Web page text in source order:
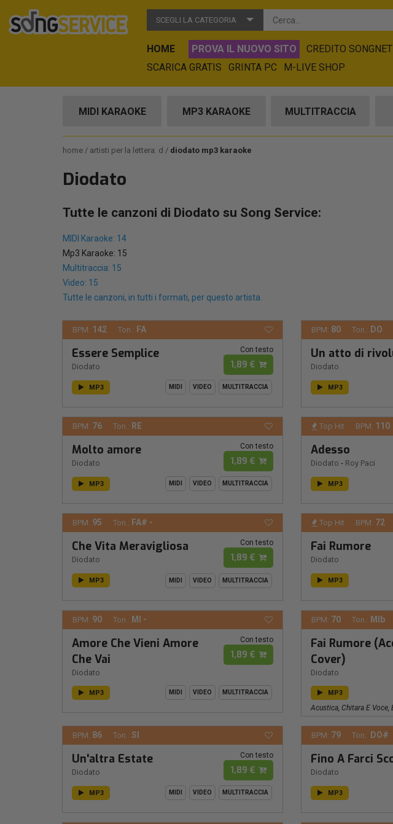
SCEGLI LA CATEGORIA
HOME PROVA IL NUOVO SITO CREDITO SONGNET
SCARICA GRATIS
GRINTA PC M-LIVE SHOP
MIDI KARAOKE MP3 KARAOKE MULTITRACCIA
home artisti per la lettera: d diodato mp3 karaoke
Diodato
Tutte le canzoni di Diodato su Song Service:
MIDI Karaoke: 14
Mp3 Karaoke: 15
Multitraccia: 15
Video: 15
Tutte le canzoni, in tutti i formati, per questo artista.
BPM: 142 Ton.: FA
Essere Semplice
Diodato
Con testo
1,89 €
MP3 MIDI VIDEO MULTITRACCIA
BPM: 80 Ton.: DO
Un atto di
Diodato
MP3
BPM: 76 Ton.: RE
Molto amore
Diodato
Con testo
1,89 €
MP3 MIDI VIDEO MULTITRACCIA
Top Hit BPM: 110
Adesso
Diodato - Roy Paci
MP3
BPM: 95 Ton.: FA# -
Che Vita Meravigliosa
Diodato
Con testo
1,89 €
MP3 MIDI VIDEO MULTITRACCIA
Top Hit BPM: 72
Fai Rumore
Diodato
MP3
BPM: 90 Ton.: MI -
Amore Che Vieni Amore
Che Vai
Diodato
Con testo
1,89 €
MP3 MIDI VIDEO MULTITRACCIA
BPM: 70 Ton.: MIb
Fai Rumore
Cover)
Diodato
MP3
Acustica, Chitara E
BPM: 86 Ton.: SI
Un'altra Estate
Diodato
Con testo
1,89 €
MP3 MIDI VIDEO MULTITRACCIA
BPM: 79 Ton.: DO#
Fino A Farci
Diodato
MP3